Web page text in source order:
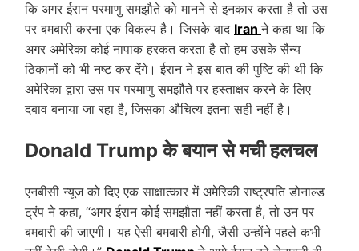
कि अगर ईरान परमाणु समझौते को मानने से इनकार करता है तो उस
पर बमबारी करना एक विकल्प है। जिसके बाद Iranने कहा था कि
अगर अमेरिका कोई नापाक हरकत करता है तो हम उसके सैन्य
ठिकानों को भी नष्ट कर देंगे। ईरान ने इस बात की पुष्टि की थी कि
अमेरिका द्वारा उस पर परमाणु समझौते पर हस्ताक्षर करने के लिए
दबाव बनाया जा रहा है, जिसका औचित्य इतना सही नहीं है।
Donald Trump के बयान से मची हलचल
एनबीसी न्यूज को दिए एक साक्षात्कार में अमेरिकी राष्ट्रपति डोनाल्ड
ट्रंप ने कहा, “अगर ईरान कोई समझौता नहीं करता है, तो उन पर
बमबारी की जाएगी। यह ऐसी बमबारी होगी, जैसी उन्होंने पहले कभी